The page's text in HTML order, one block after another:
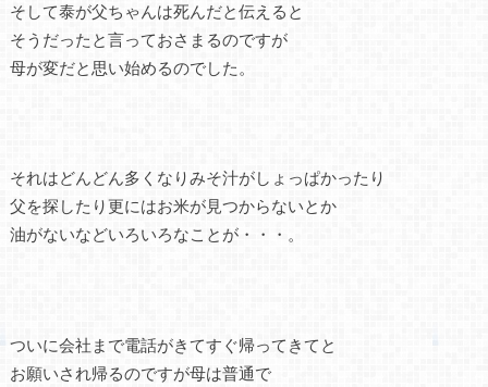
そして泰が父ちゃんは死んだと伝えると
そうだったと言っておさまるのですが
母が変だと思い始めるのでした。
それはどんどん多くなりみそ汁がしょっぱかったり
父を探したり更にはお米が見つからないとか
油がないなどいろいろなことが・・・。
ついに会社まで電話がきてすぐ帰ってきてと
お願いされ帰るのですが母は普通で